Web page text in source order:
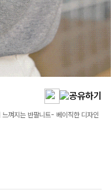
껴지는 반팔니트- 베이직한 디자인